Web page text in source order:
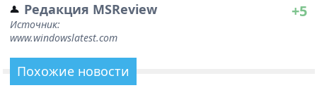
Редакция MSReview
Источник:
www.windowslatest.com
+5
Похожие новости